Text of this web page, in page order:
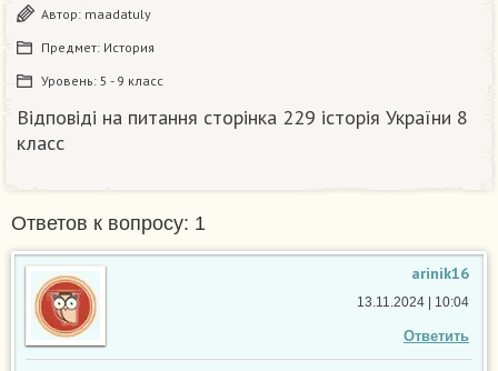
Автор: maadatuly
Предмет: История
Уровень: 5 - 9 класс
Відповіді на питання сторінка 229 історія України 8
класс
Ответов к вопросу: 1
arinik16
Ответить
13.11.2024 | 10:04